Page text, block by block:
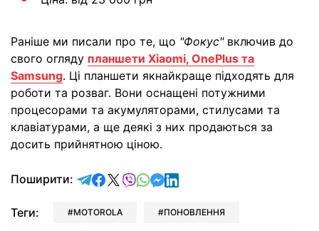
Раніше ми писали про те, що "Фокус"включив до
свого огляду планшети Xiaomi, OnePlus та
Samsung. Ці планшети якнайкраще підходять для
роботи та розваг. Вони оснащені потужними
процесорами та акумуляторами, стилусами та
клавіатурами, а ще деякі з них продаються за
досить прийнятною ціною.
Поширити: відправити у Telegram
поділитись у Facebook
поділитись у X
відправити у Viber
відправити у Whatsapp
відправити у Messenger
відправити у LinkedIn
Теги: MOTOROLA ПОНОВЛЕННЯ